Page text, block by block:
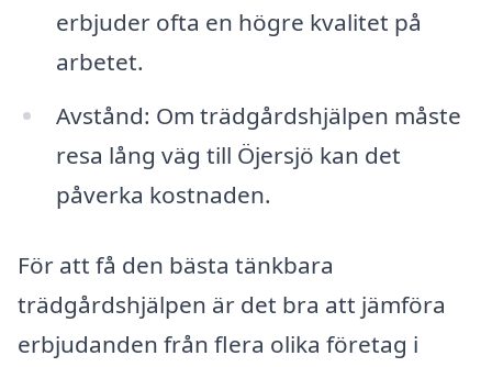
erbjuder ofta en högre kvalitet på
arbetet.
Avstånd: Om trädgårdshjälpen måste
resa lång väg till Öjersjö kan det
påverka kostnaden.
För att få den bästa tänkbara
trädgårdshjälpen är det bra att jämföra
erbjudanden från flera olika företag i